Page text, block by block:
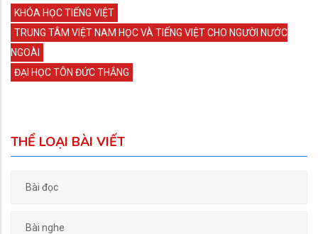
KHÓA HỌC TIẾNG VIỆT
TRUNG TÂM VIỆT NAM HỌC VÀ TIẾNG VIỆT CHO NGƯỜI NƯỚC
NGOÀI
ĐẠI HỌC TÔN ĐỨC THẮNG
THỂ LOẠI BÀI VIẾT
Bài đọc
Bài nghe